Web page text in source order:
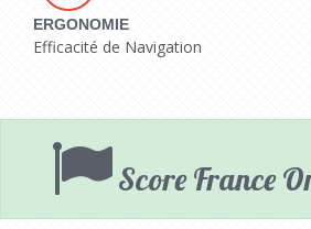
ERGONOMIE
Efficacité de Navigation
Score France